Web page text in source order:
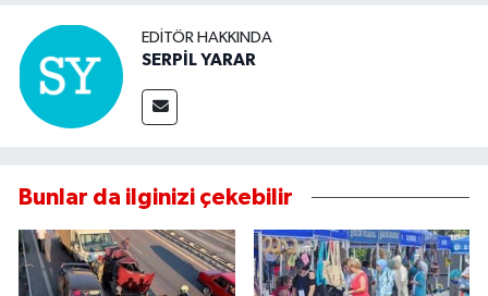
EDITÖR HAKKINDA
SERPİL YARAR
Bunlar da ilginizi çekebilir